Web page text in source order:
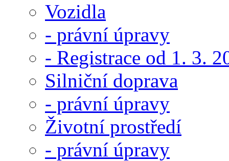
Vozidla
- právní úpravy
- Registrace od 1. 3.
Silniční doprava
- právní úpravy
Životní prostředí
- právní úpravy